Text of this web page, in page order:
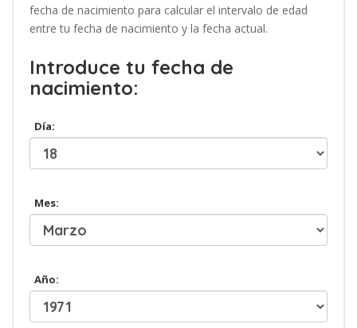
fecha de nacimiento para calcular el intervalo de edad
entre tu fecha de nacimiento y la fecha actual.
Introduce tu fecha de
nacimiento:
Día:
Mes:
Año: